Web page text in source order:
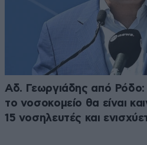
Αδ. Γεωργιάδης από Ρόδο:
το νοσοκομείο θα είναι
15 νοσηλευτές και